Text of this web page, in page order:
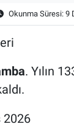
Okunma Süresi: 9
. Yılın
2026